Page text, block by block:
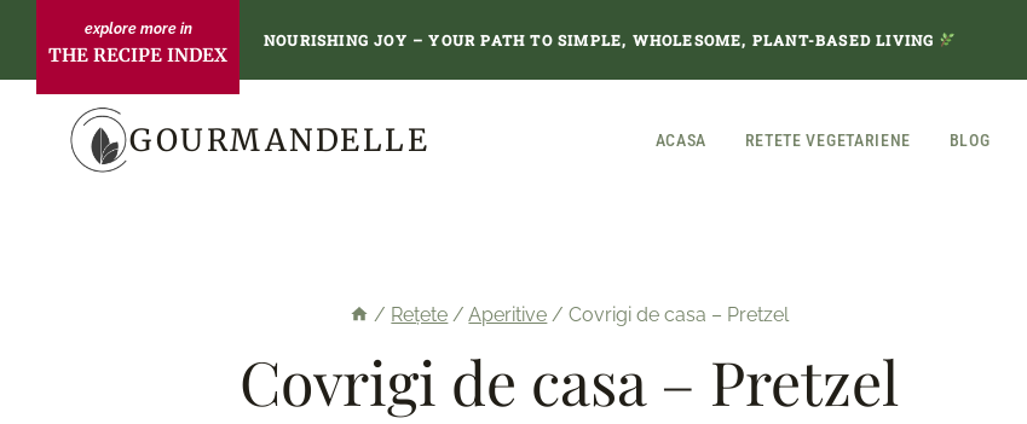
content
THE RECIPE INDEX
NOURISHING JOY – YOUR PATH TO SIMPLE, WHOLESOME, PLANT-BASED LIVING
GOURMANDELLE ACASA RETETE VEGETARIENE BLOG
/ Rețete / Aperitive / Covrigi de casa – Pretzel
Covrigi de casa – Pretzel